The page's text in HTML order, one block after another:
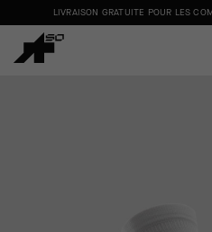
LIVRAISON GRATUITE POUR LES